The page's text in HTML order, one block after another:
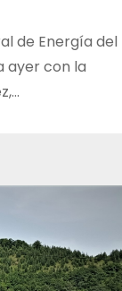
de Energía del
ayer con la